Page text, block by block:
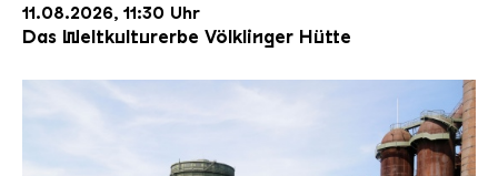
11.08.2026, 11:30 Uhr
Das Weltkulturerbe Völklinger Hütte